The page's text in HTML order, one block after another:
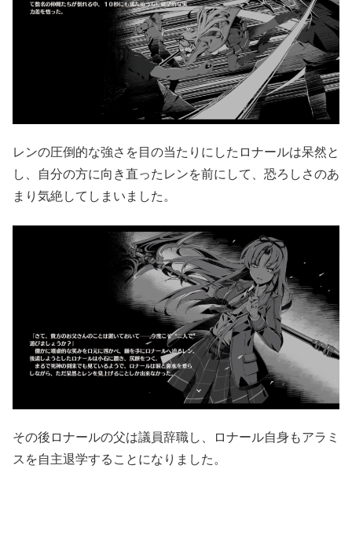
レンの圧倒的な強さを目の当たりにしたロナールは呆然と
し、自分の方に向き直ったレンを前にして、恐ろしさのあ
まり気絶してしまいました。
その後ロナールの父は議員辞職し、ロナール自身もアラミ
スを自主退学することになりました。